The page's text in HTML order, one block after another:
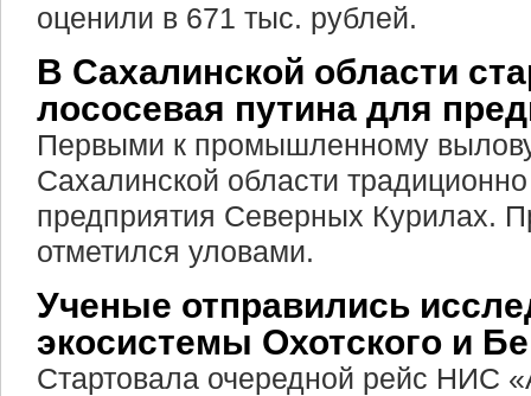
оценили в 671 тыс. рублей.
В Сахалинской области
лососевая путина для
Первыми к промышленному
Сахалинской области
предприятия Северных Курилах.
отметился уловами.
Ученые отправились
экосистемы Охотского и
Стартовала очередной рейс НИС